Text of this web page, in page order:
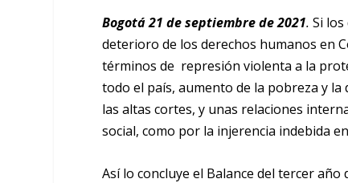
Bogotá 21 de septiembre de 2021.Si
deterioro de los derechos humanos en
términos de represión violenta a la
todo el país, aumento de la pobreza y
las altas cortes, y unas relaciones
social, como por la injerencia indebida
Así lo concluye el Balance del tercer